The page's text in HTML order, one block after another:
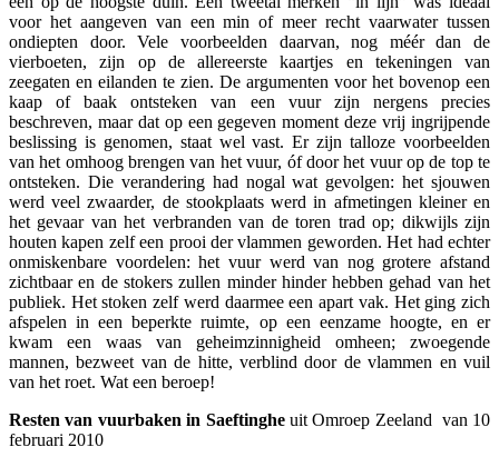
voor het aangeven van een min of meer recht vaarwater tussen
ondiepten door. Vele voorbeelden daarvan, nog méér dan de
vierboeten, zijn op de allereerste kaartjes en tekeningen van
zeegaten en eilanden te zien. De argumenten voor het bovenop een
kaap of baak ontsteken van een vuur zijn nergens precies
beschreven, maar dat op een gegeven moment deze vrij ingrijpende
beslissing is genomen, staat wel vast. Er zijn talloze voorbeelden
van het omhoog brengen van het vuur, óf door het vuur op de top te
ontsteken. Die verandering had nogal wat gevolgen: het sjouwen
werd veel zwaarder, de stookplaats werd in afmetingen kleiner en
het gevaar van het verbranden van de toren trad op; dikwijls zijn
houten kapen zelf een prooi der vlammen geworden. Het had echter
onmiskenbare voordelen: het vuur werd van nog grotere afstand
zichtbaar en de stokers zullen minder hinder hebben gehad van het
publiek. Het stoken zelf werd daarmee een apart vak. Het ging zich
afspelen in een beperkte ruimte, op een eenzame hoogte, en er
kwam een waas van geheimzinnigheid omheen; zwoegende
mannen, bezweet van de hitte, verblind door de vlammen en vuil
van het roet. Wat een beroep!
Resten van vuurbaken in Saeftingheuit Omroep Zeeland van 10
februari 2010